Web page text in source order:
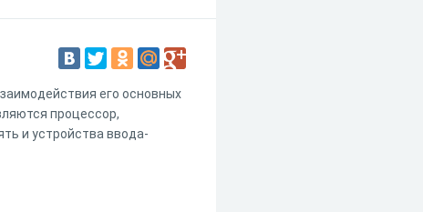
его основных
процессор,
и устройства ввода-